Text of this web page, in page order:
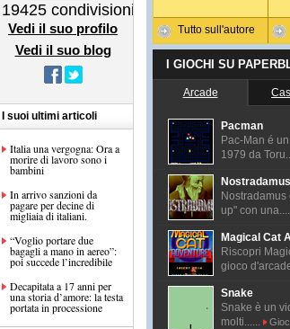
19425 condivisioni
Vedi il suo profilo
Vedi il suo blog
I suoi ultimi articoli
Italia una vergogna: Ora a
morire di lavoro sono i
bambini
In arrivo sanzioni da
pagare per decine di
migliaia di italiani.
“Voglio portare due
bagagli a mano in aereo”:
poi succede l’incredibile
Decapitata a 17 anni per
una storia d’amore: la testa
portata in processione
Tutto sull'autore
I GIOCHI SU
Arcade
Pacman
Pac-Man é
1979 da
Nostradamus
Nostradamus
up" con
Magical Cat
Riscopri
gioco
Snake
Snake è un
molti......